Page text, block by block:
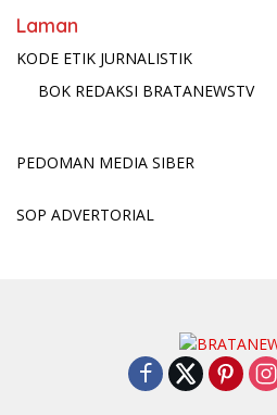
Laman
KODE ETIK JURNALISTIK
BOK REDAKSI BRATANEWSTV
PEDOMAN MEDIA SIBER
SOP ADVERTORIAL